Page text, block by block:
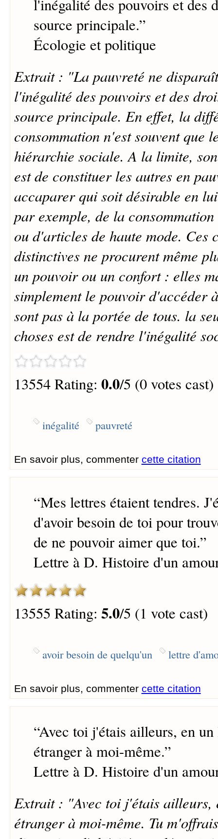
l'inégalité des pouvoirs et des
source principale.”
Écologie et politique
Extrait : "La pauvreté ne
l'inégalité des pouvoirs et des
source principale. En effet, la
consommation n'est souvent que
hiérarchie sociale. A la limite,
est de constituer les autres en
accaparer qui soit désirable en
par exemple, de la
ou d'articles de haute mode. Ces
distinctives ne procurent même
un pouvoir ou un confort : elles
simplement le pouvoir d'accéder
sont pas à la portée de tous. la
choses est de rendre l'inégalité
13554 Rating: 0.0/5 (0 votes cast)
inégalité pauvreté
En savoir plus, commenter cette citation
“Mes lettres étaient tendres.
d'avoir besoin de toi pour
de ne pouvoir aimer que toi.”
Lettre à D. Histoire d'un
13555 Rating: 5.0/5 (1 vote cast)
avoir besoin de quelqu'un lettre
En savoir plus, commenter cette citation
“Avec toi j'étais ailleurs, en
étranger à moi-même.”
Lettre à D. Histoire d'un
Extrait : "Avec toi j'étais ailleurs,
étranger à moi-même. Tu